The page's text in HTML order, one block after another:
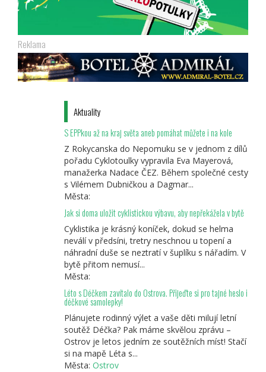
Reklama
Aktuality
S EPPkou až na kraj světa aneb pomáhat můžete i na kole
Z Rokycanska do Nepomuku se v jednom z dílů
pořadu Cyklotoulky vypravila Eva Mayerová,
manažerka Nadace ČEZ. Během společné cesty
s Vilémem Dubničkou a Dagmar...
Města:
Jak si doma uložit cyklistickou výbavu, aby nepřekážela v bytě
Cyklistika je krásný koníček, dokud se helma
neválí v předsíni, tretry neschnou u topení a
náhradní duše se neztratí v šuplíku s nářadím. V
bytě přitom nemusí...
Města:
Léto s Déčkem zavítalo do Ostrova. Přijeďte si pro tajné heslo i
déčkové samolepky!
Plánujete rodinný výlet a vaše děti milují letní
soutěž Déčka? Pak máme skvělou zprávu –
Ostrov je letos jedním ze soutěžních míst! Stačí
si na mapě Léta s...
Města: Ostrov